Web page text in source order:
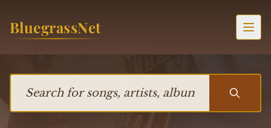
BluegrassNet